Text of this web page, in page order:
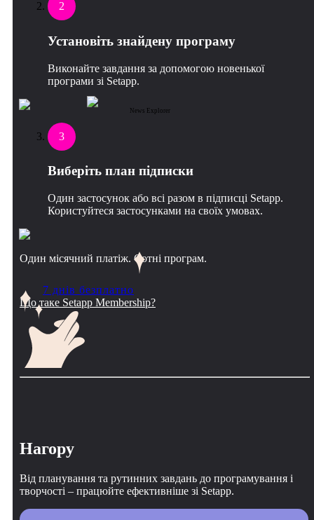
2
Установіть знайдену програму
Виконайте завдання за допомогою новенької
програми зі Setapp.
News Explorer
3
Виберіть план підписки
Один застосунок або всі разом в підписці Setapp.
Користуйтеся застосунками на своїх умовах.
Один місячний платіж. Сотні програм.
7 днів безплатно
Що таке Setapp Membership?
Нагору
Від планування та рутинних завдань до програмування і
творчості – працюйте ефективніше зі Setapp.